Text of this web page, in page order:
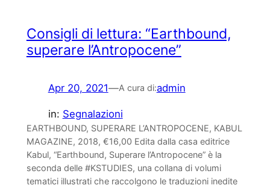
Consigli di lettura: “Earthbound,
superare l’Antropocene”
Apr 20, 2021—A cura di:admin
in: Segnalazioni
EARTHBOUND, SUPERARE L’ANTROPOCENE, KABUL
MAGAZINE, 2018, €16,00 Edita dalla casa editrice
Kabul, “Earthbound, Superare l’Antropocene” è la
seconda delle #KSTUDIES, una collana di volumi
tematici illustrati che raccolgono le traduzioni inedite